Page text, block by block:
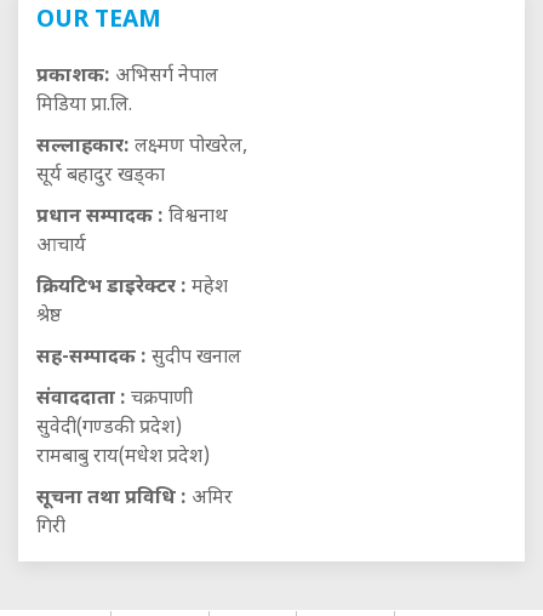
OUR TEAM
प्रकाशक: अभिसर्ग नेपाल
मिडिया प्रा.लि.
सल्लाहकार: लक्ष्मण पोखरेल,
सूर्य बहादुर खड्का
प्रधान सम्पादक : विश्वनाथ
आचार्य
क्रियटिभ डाइरेक्टर : महेश
श्रेष्ठ
सह-सम्पादक : सुदीप खनाल
संवाददाता : चक्रपाणी
सुवेदी(गण्डकी प्रदेश)
रामबाबु राय(मधेश प्रदेश)
सूचना तथा प्रविधि : अमिर
गिरी